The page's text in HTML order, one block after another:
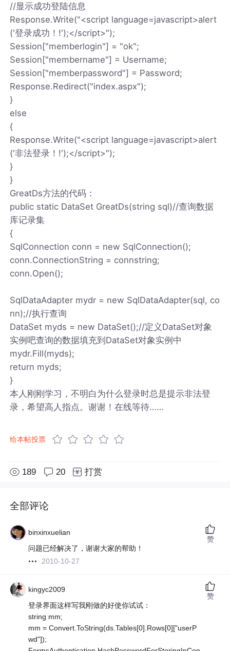
//显示成功登陆信息
Response.Write("<script language=javascript>alert
('登录成功！!');</script>");
Session["memberlogin"] = "ok";
Session["membername"] = Username;
Session["memberpassword"] = Password;
Response.Redirect("index.aspx");
}
else
{
Response.Write("<script language=javascript>alert
('非法登录！!');</script>");
}
}
GreatDs方法的代码：
public static DataSet GreatDs(string sql)//查询数据
库记录集
{
SqlConnection conn = new SqlConnection();
conn.ConnectionString = connstring;
conn.Open();
SqlDataAdapter mydr = new SqlDataAdapter(sql, co
nn);//执行查询
DataSet myds = new DataSet();//定义DataSet对象
实例吧查询的数据填充到DataSet对象实例中
mydr.Fill(myds);
return myds;
}
本人刚刚学习，不明白为什么登录时总是提示非法登
录，希望高人指点。谢谢！在线等待……
给本帖投票
189 20 打赏
全部评论
binxinxuelian
问题已经解决了，谢谢大家的帮助！
2010-10-27
赞
kingyc2009
登录界面这样写我刚做的好使你试试：
string mm;
mm = Convert.ToString(ds.Tables[0].Rows[0]["userP
wd"]);
赞